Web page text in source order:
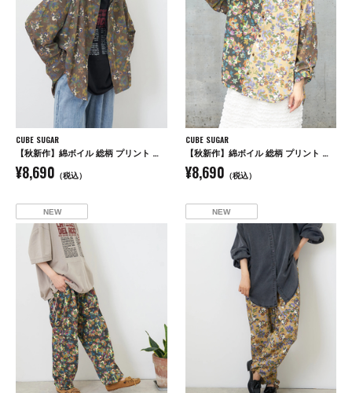
CUBE SUGAR
【秋新作】綿ボイル 総柄 プリント 袖ロールアップ シャツ
¥8,690 （税込）
CUBE SUGAR
【秋新作】綿ボイル 総柄 プリント 袖ロールアップ シャツ
¥8,690 （税込）
NEW NEW